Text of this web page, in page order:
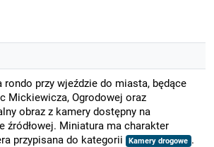
rondo przy wjeździe do miasta, będące
Mickiewicza, Ogrodowej oraz
obraz z kamery dostępny na
źródłowej. Miniatura ma charakter
przypisana do kategorii
Kamery drogowe .